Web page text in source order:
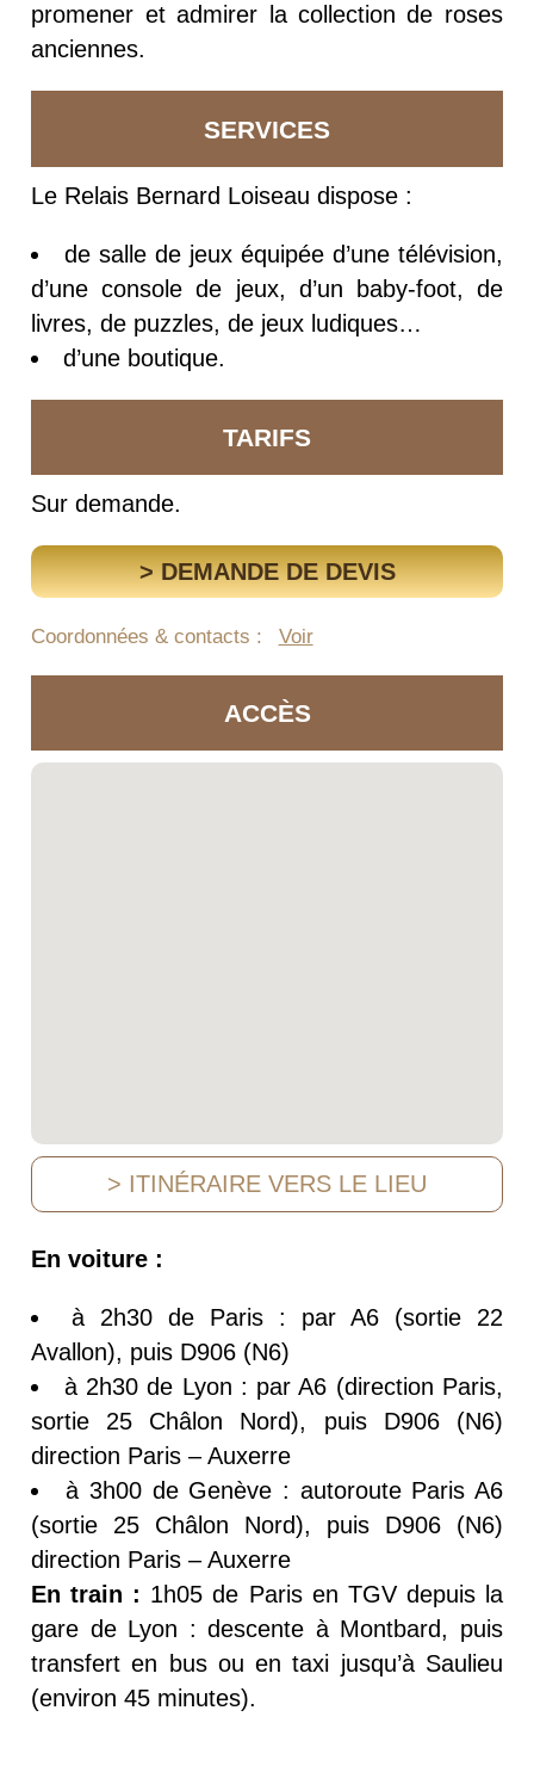
promener et admirer la collection de roses
anciennes.
SERVICES
Le Relais Bernard Loiseau dispose :
de salle de jeux équipée d’une télévision,
d’une console de jeux, d’un baby-foot, de
livres, de puzzles, de jeux ludiques…
d’une boutique.
TARIFS
Sur demande.
> DEMANDE DE DEVIS
Coordonnées & contacts : Voir
ACCÈS
> ITINÉRAIRE VERS LE LIEU
En voiture :
à 2h30 de Paris : par A6 (sortie 22
Avallon), puis D906 (N6)
à 2h30 de Lyon : par A6 (direction Paris,
sortie 25 Châlon Nord), puis D906 (N6)
direction Paris – Auxerre
à 3h00 de Genève : autoroute Paris A6
(sortie 25 Châlon Nord), puis D906 (N6)
direction Paris – Auxerre
En train : 1h05 de Paris en TGV depuis la
gare de Lyon : descente à Montbard, puis
transfert en bus ou en taxi jusqu’à Saulieu
(environ 45 minutes).